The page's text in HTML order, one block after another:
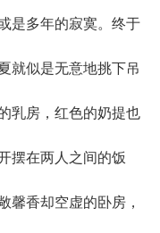
多年的寂寞。终于
就似是无意地挑下吊
乳房，红色的奶提也
摆在两人之间的饭
馨香却空虚的卧房，